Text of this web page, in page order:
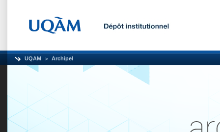
UQAM Archipel